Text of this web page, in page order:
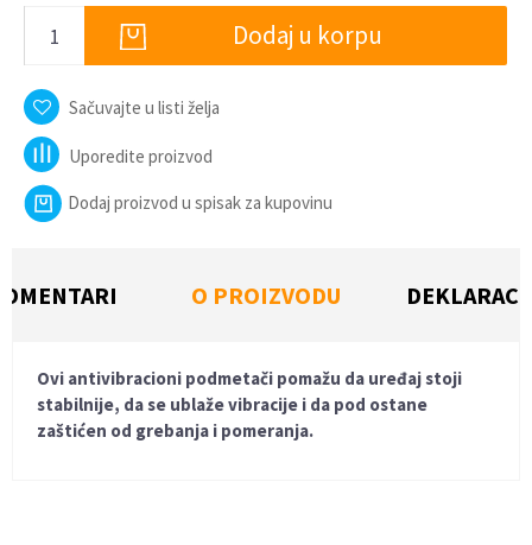
Dodaj u korpu
Sačuvajte u listi želja
Uporedite proizvod
Dodaj proizvod u spisak za kupovinu
O PROIZVODU
Ovi antivibracioni podmetači pomažu da uređaj stoji
stabilnije, da se ublaže vibracije i da pod ostane
zaštićen od grebanja i pomeranja.